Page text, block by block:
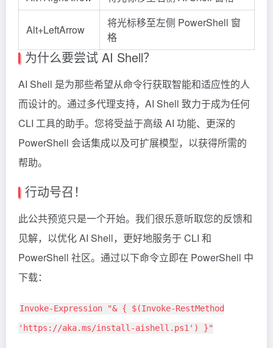
Alt+LeftArrow
将光标移至左侧 PowerShell 窗
格
为什么要尝试 AI Shell？
AI Shell 是为那些希望从命令行获取智能和适应性的人
而设计的。通过多代理支持，AI Shell 致力于成为任何
CLI 工具的助手。您将受益于高级 AI 功能、更深的
PowerShell 会话集成以及可扩展模型，以获得所需的
帮助。
行动号召！
此公共预览只是一个开始。我们很乐意听取您的反馈和
见解，以优化 AI Shell，更好地服务于 CLI 和
PowerShell 社区。通过以下命令立即在 PowerShell 中
下载：
Invoke-Expression "& { $(Invoke-RestMethod
'https://aka.ms/install-aishell.ps1') }"